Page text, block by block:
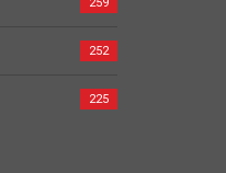
259
252
225